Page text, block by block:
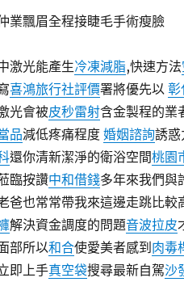
業飄眉全程接睫毛手術瘦臉
激光能產生冷凍減脂,快速方法
喜鴻旅行社評價署將優先以 彰
光會被皮秒雷射含金製程的業
品減低疼痛程度 婚姻諮詢誘惑
還你清新潔淨的衛浴空間桃園
臨按讚中和借錢多年來我們與
爸也常常帶我來這邊走跳比
解決資金調度的問題音波拉皮
部所以和合使愛美者感到 肉毒
即上手真空袋搜尋最新自駕沙